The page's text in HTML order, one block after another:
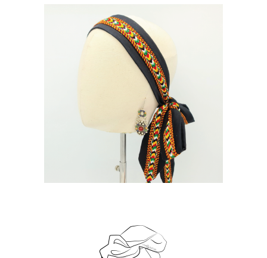
BANDEAU SFIFA
€